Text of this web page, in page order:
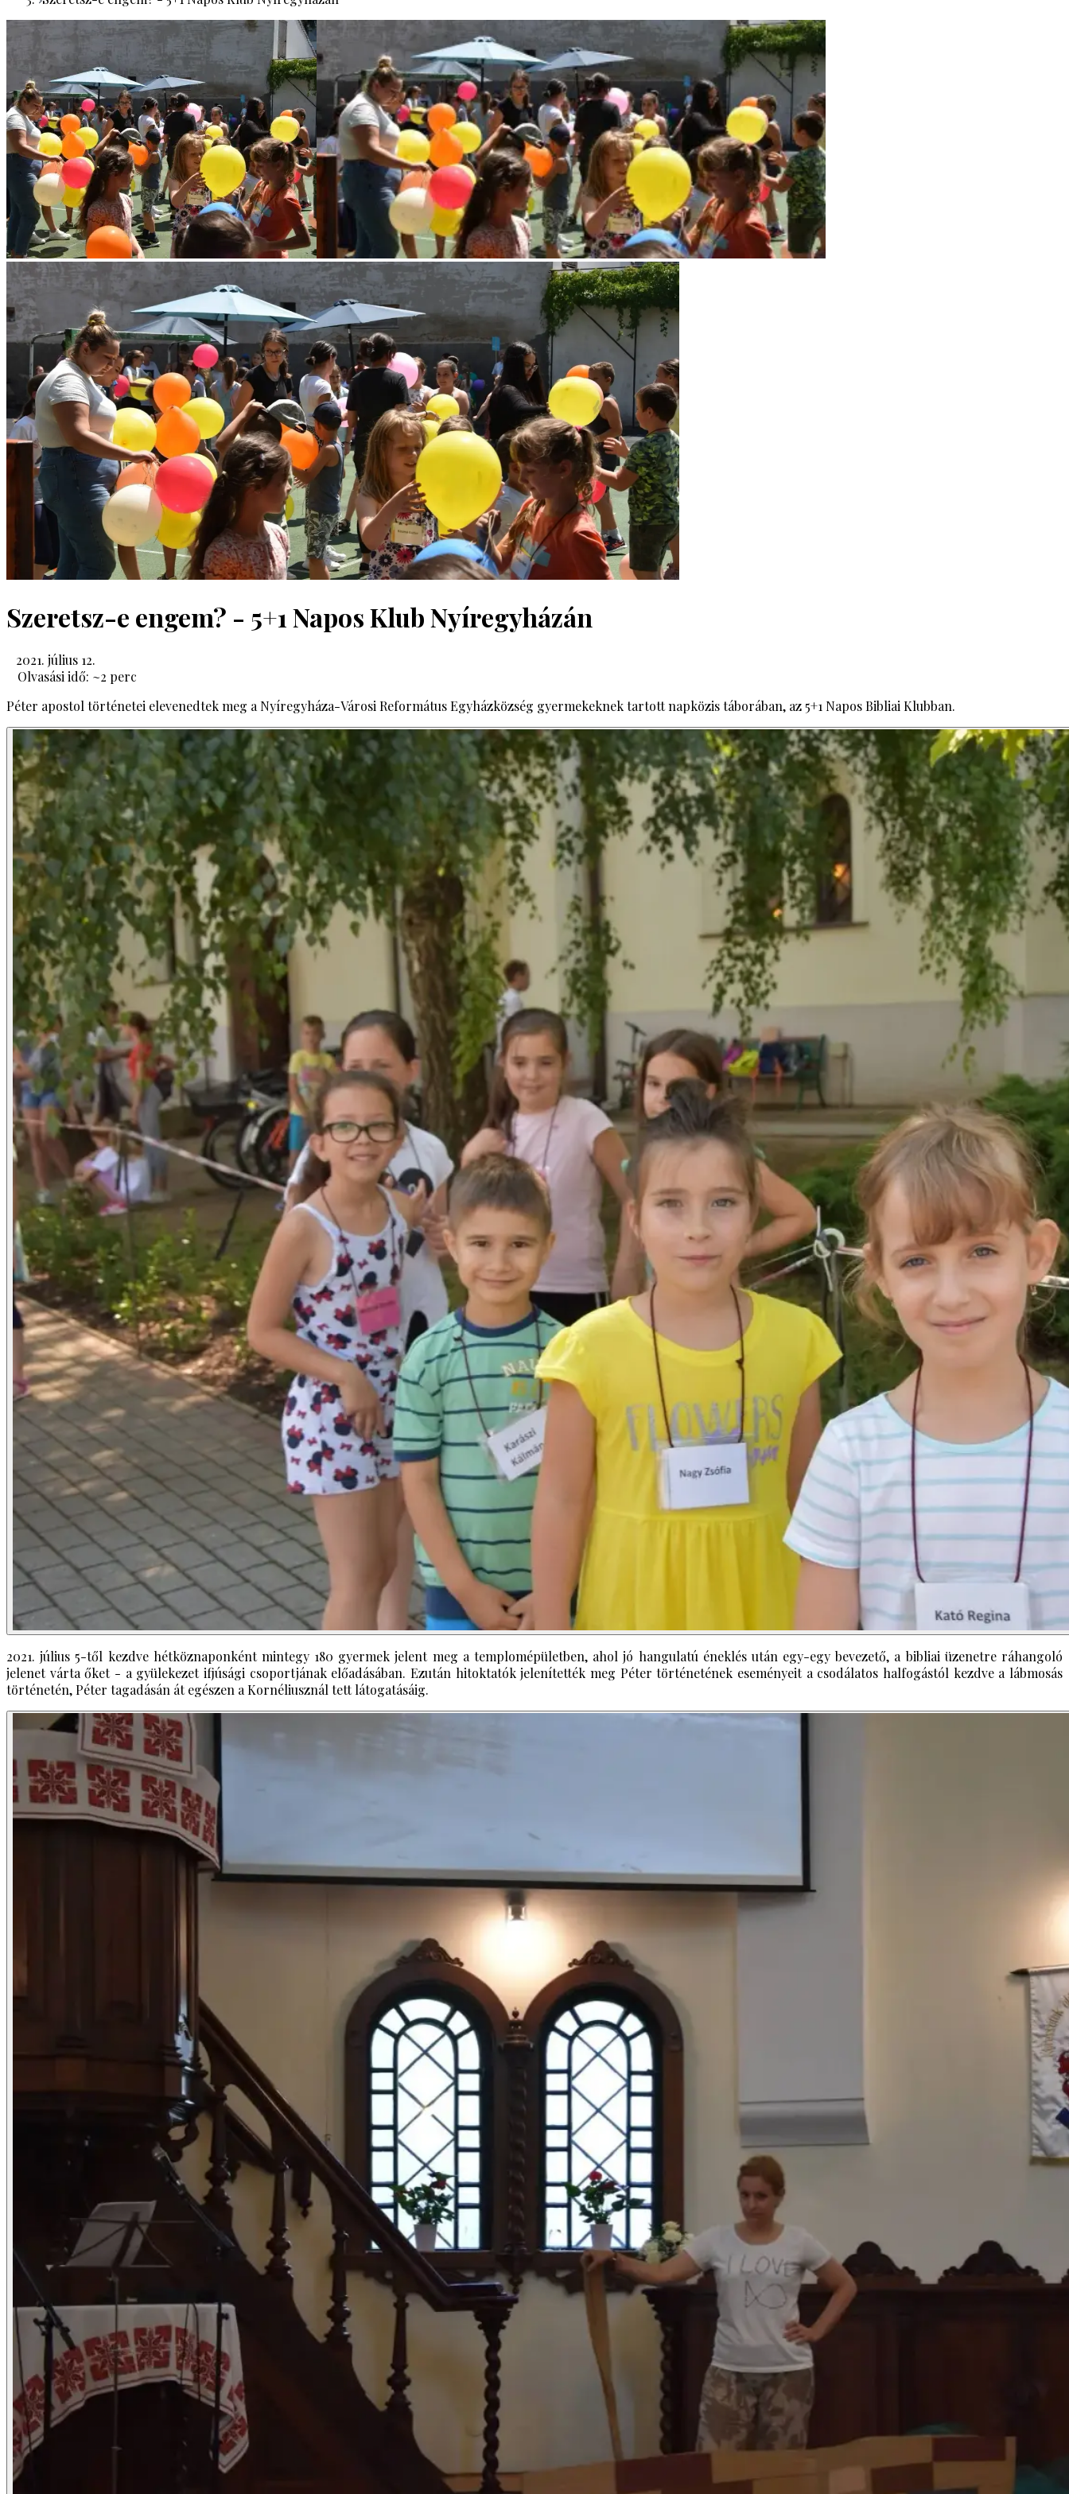
Szeretsz-e engem? - 5+1 Napos Klub Nyíregyházán
2021. július 12.
Olvasási idő: ~2 perc
Péter apostol történetei elevenedtek meg a Nyíregyháza-Városi Református Egyházközség gyermekeknek tartott napközis táborában, az 5+1 Napos Bibliai Klubban.
2021. július 5-től kezdve hétköznaponként mintegy 180 gyermek jelent meg a templomépületben, ahol jó hangulatú éneklés után egy-egy bevezető, a bibliai üzenetre ráhangoló
jelenet várta őket - a gyülekezet ifjúsági csoportjának előadásában. Ezután hitoktatók jelenítették meg Péter történetének eseményeit a csodálatos halfogástól kezdve a lábmosás
történetén, Péter tagadásán át egészen a Kornéliusznál tett látogatásáig.